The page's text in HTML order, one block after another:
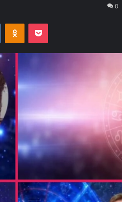
0
VKontakteOdnoklassniki
Pocket